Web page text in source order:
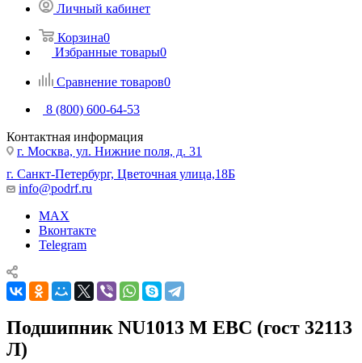
Личный кабинет
Корзина0
Избранные товары0
Сравнение товаров0
8 (800) 600-64-53
Контактная информация
г. Москва, ул. Нижние поля, д. 31
г. Санкт-Петербург, Цветочная улица,18Б
info@podrf.ru
MAX
Вконтакте
Telegram
Подшипник NU1013 M EBC (гост 32113
Л)